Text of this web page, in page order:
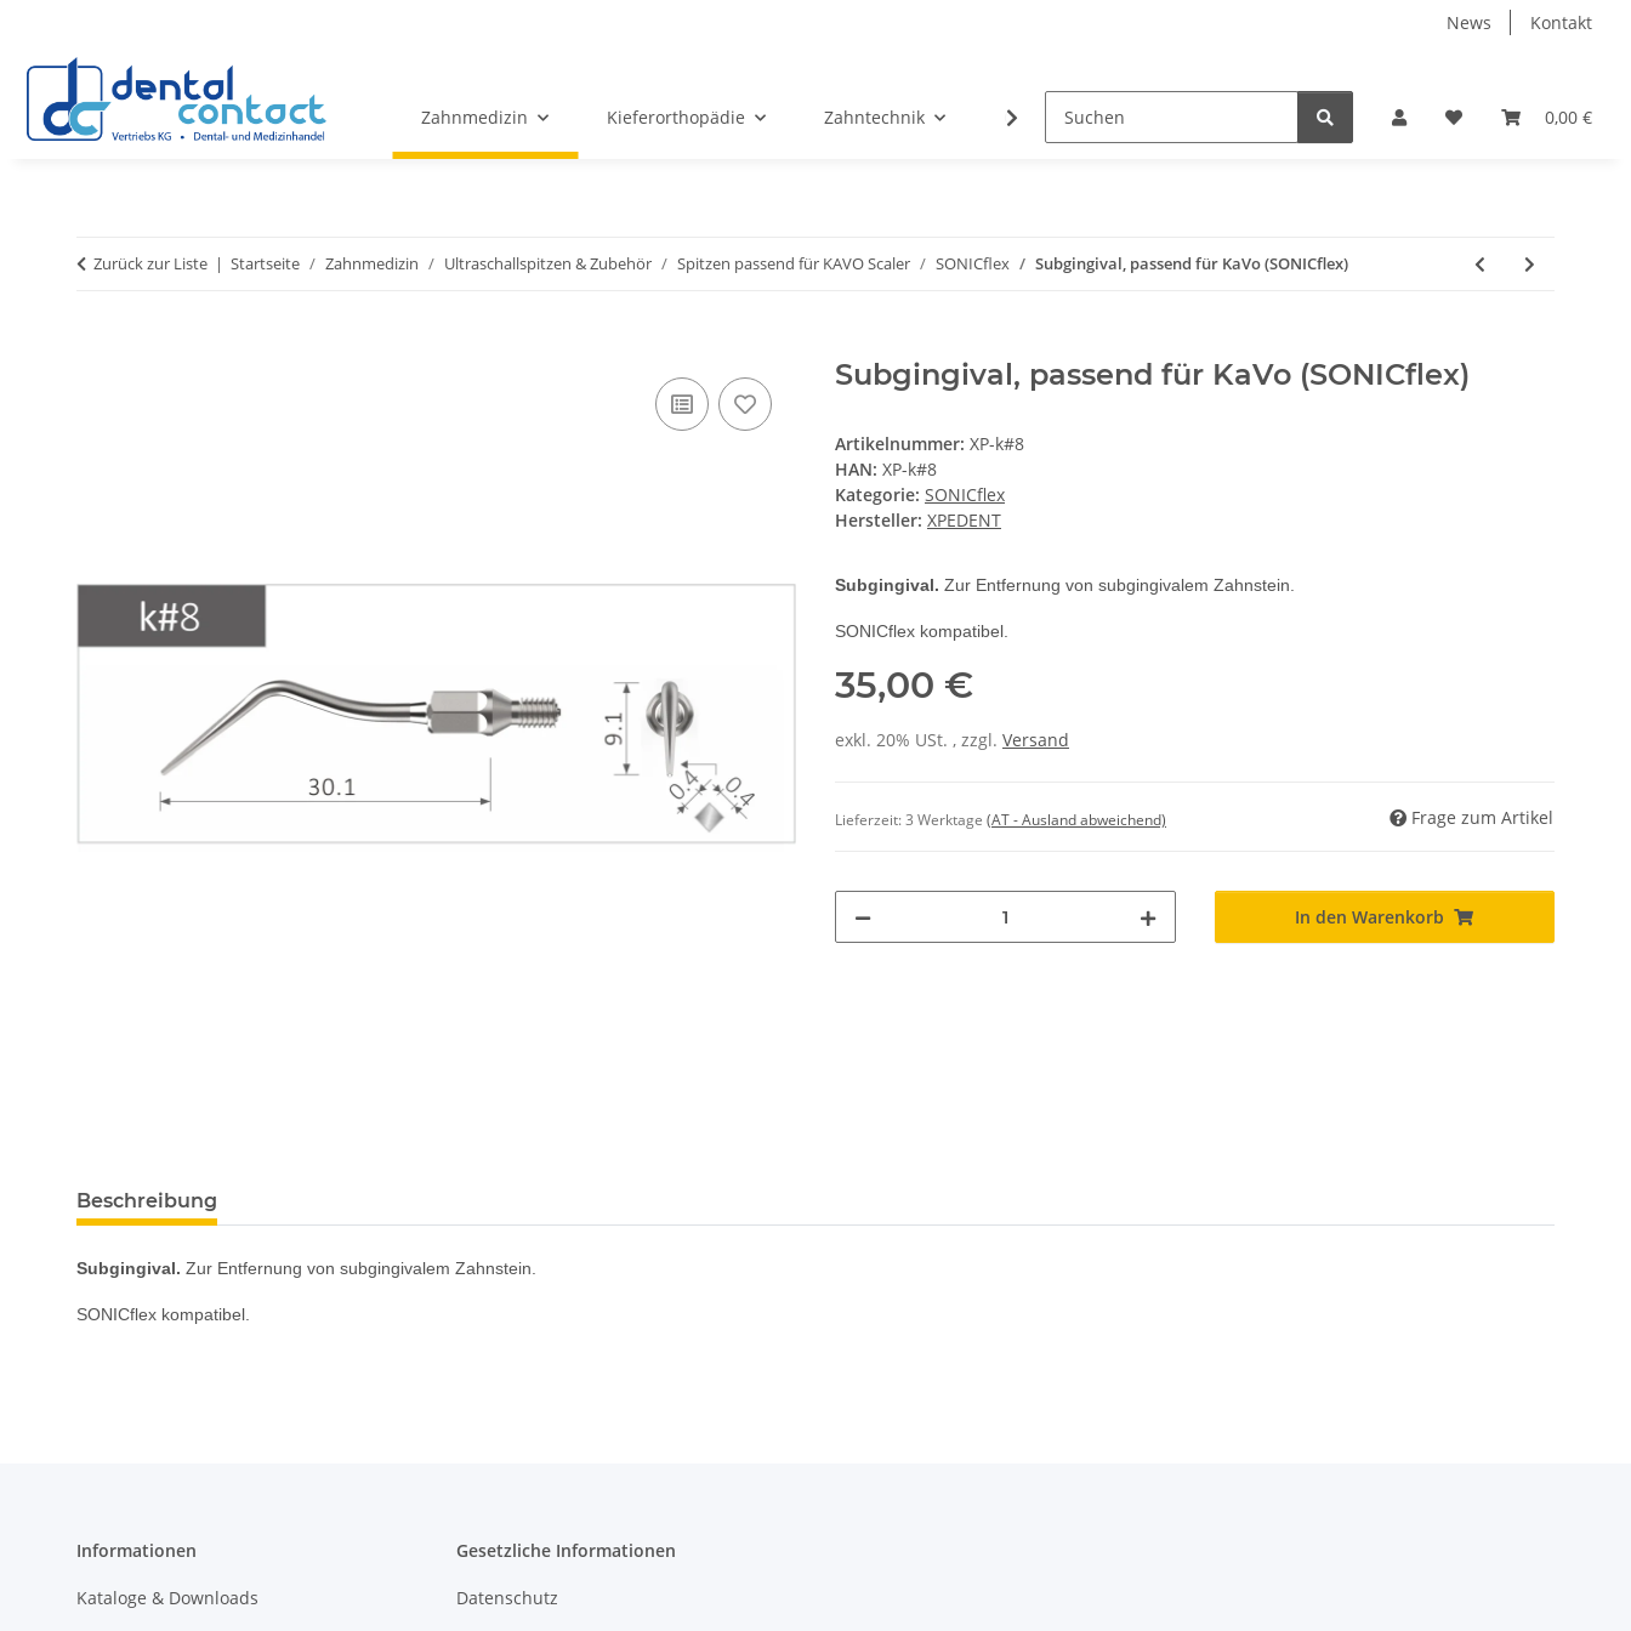
News Kontakt
0,00 €
Zahnmedizin Kieferorthopädie Zahntechnik Oral-Chirurgie Sterilisations- und Reinigungsüberwachung
Zurück zur Liste Startseite Zahnmedizin Ultraschallspitzen & Zubehör Spitzen passend für KAVO Scaler SONICflex Subgingival, passend für KaVo (SONICflex)
Subgingival, passend für KaVo (SONICflex)
Artikelnummer: XP-k#8
HAN: XP-k#8
Kategorie: SONICflex
Hersteller: XPEDENT
Subgingival. Zur Entfernung von subgingivalem Zahnstein.
SONICflex kompatibel.
35,00 €
exkl. 20% USt. , zzgl. Versand
Lieferzeit:3 Werktage (AT - Ausland abweichend) Frage zum Artikel
In den Warenkorb
Beschreibung
Subgingival. Zur Entfernung von subgingivalem Zahnstein.
SONICflex kompatibel.
Informationen
Kataloge & Downloads
Gesetzliche Informationen
Datenschutz